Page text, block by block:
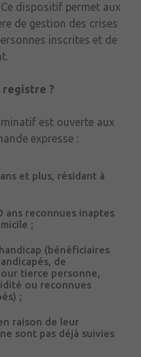
dispositif permet aux
de gestion des crises
inscrites et de
?
est ouverte aux
expresse :
et plus, résidant à
ans reconnues inaptes
;
(bénéficiaires
de
tierce personne,
ou reconnues
;
raison de leur
sont pas déjà suivies